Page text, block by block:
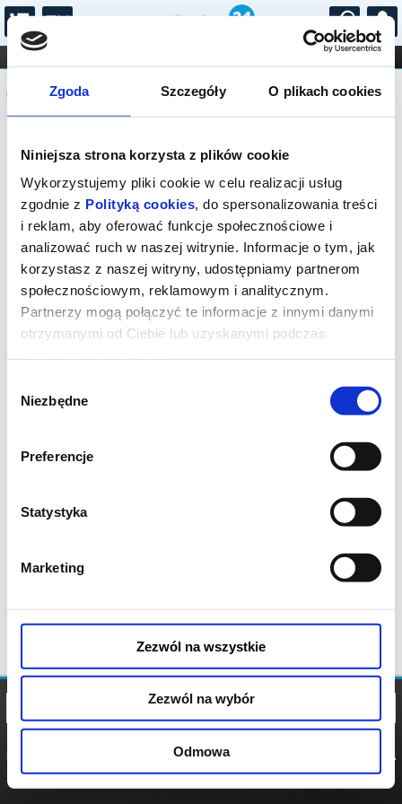
Zgoda Szczegóły O plikach cookies
Niniejsza strona korzysta z plików cookie
Wykorzystujemy pliki cookie w celu realizacji usług
zgodnie z Polityką cookies, do spersonalizowania treści
i reklam, aby oferować funkcje społecznościowe i
analizować ruch w naszej witrynie. Informacje o tym, jak
korzystasz z naszej witryny, udostępniamy partnerom
społecznościowym, reklamowym i analitycznym.
Partnerzy mogą połączyć te informacje z innymi danymi
otrzymanymi od Ciebie lub uzyskanymi podczas
zgody
Niezbędne
Preferencje
Statystyka
Marketing
Zezwól na wszystkie
Zezwól na wybór
Odmowa
...
FILHARMONIA OPERA I BALET
STAND-UP
DLA DZIECI
Komunikat
Seans wyprzedany.
POLITYKA
POLITYKA